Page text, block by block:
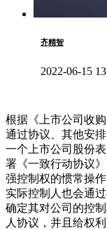
齐精智
2022-06-15
根据《上市公司收
通过协议、其他安
一个上市公司股份
署《一致行动协议
强控制权的惯常操
实际控制人也会通
确定其对公司的控
人协议，并且给权